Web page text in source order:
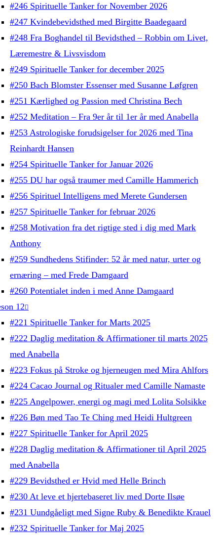
#246 Spirituelle Tanker for November 2026
#247 Kvindebevidsthed med Birgitte Baadegaard
#248 Fra Boghandel til Bevidsthed – Robbin om Livet,
Læremestre & Livsvisdom
#249 Spirituelle Tanker for december 2025
#250 Bach Blomster Essenser med Susanne Løfgren
#251 Kærlighed og Passion med Christina Bech
#252 Meditation – Fra 9er år til 1er år med Anabella
#253 Astrologiske forudsigelser for 2026 med Tina
Reinhardt Hansen
#254 Spirituelle Tanker for Januar 2026
#255 DU har også traumer med Camille Hammerich
#256 Spirituel Intelligens med Merete Gundersen
#257 Spirituelle Tanker for februar 2026
#258 Motivation fra det rigtige sted i dig med Mark
Anthony
#259 Sundhedens Stifinder: 52 år med natur, urter og
ernæring – med Frede Damgaard
#260 Potentialet inden i med Anne Damgaard
12
#221 Spirituelle Tanker for Marts 2025
#222 Daglig meditation & Affirmationer til marts 2025
med Anabella
#223 Fokus på Stroke og hjerneugen med Mira Ahlfors
#224 Cacao Journal og Ritualer med Camille Namaste
#225 Angelpower, energi og magi med Lolita Solsikke
#226 Bøn med Tao Te Ching med Heidi Hultgreen
#227 Spirituelle Tanker for April 2025
#228 Daglig meditation & Affirmationer til April 2025
med Anabella
#229 Bevidsthed er Hvid med Helle Brinch
#230 At leve et hjertebaseret liv med Dorte Ilsøe
#231 Uundgåeligt med Signe Ruby & Benedikte Krauel
#232 Spirituelle Tanker for Maj 2025